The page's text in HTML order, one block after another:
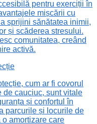
pentru exerciții în
mișcării cu
sprijini sănătatea inimii,
și scăderea stresului.
comunitatea, creând
activă.
cum ar fi covorul
de cauciuc, sunt vitale
și confortul în
parcurile și locurile de
amortizare care